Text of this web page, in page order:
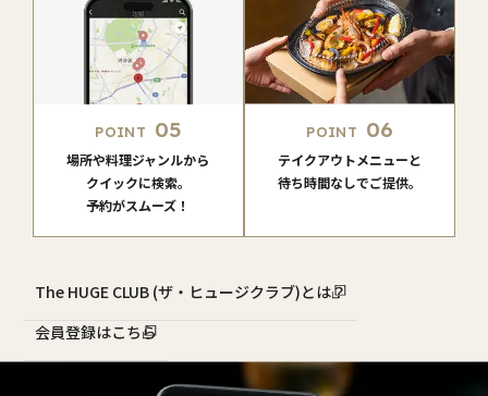
POINT 05
場所や料理ジャンルから
クイックに検索。
予約がスムーズ！
POINT 06
テイクアウトメニューと
待ち時間なしでご提供。
The HUGE CLUB (ザ・ヒュージクラブ)とは？
会員登録はこちら